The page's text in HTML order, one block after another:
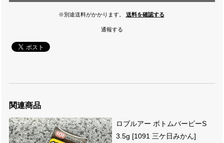
※別途送料がかかります。 送料を確認する
通報する
関連商品
ロブルアー ボトムバービーS
3.5g [1091 三ケ日みかん]